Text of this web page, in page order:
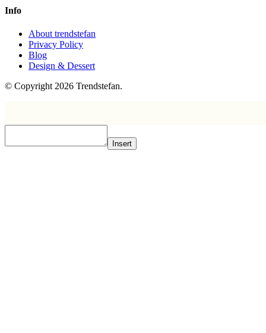
Info
About trendstefan
Privacy Policy
Blog
Design & Dessert
© Copyright 2026 Trendstefan.
Insert